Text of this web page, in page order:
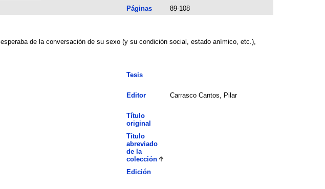
Páginas
89-108
de la conversación de su sexo (y su condición social, estado anímico, etc.),
Tesis
Editor Carrasco Cantos, Pilar
Título
original
Título
abreviado
de la
colección
Edición